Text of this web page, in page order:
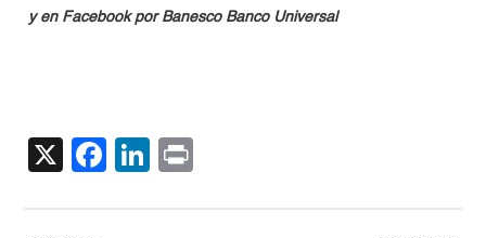
y en Facebook por Banesco Banco Universal
X Facebook
LinkedIn